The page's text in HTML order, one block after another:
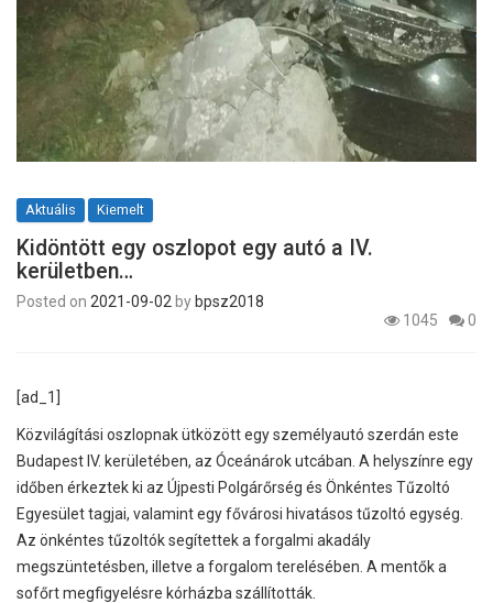
Aktuális Kiemelt
Kidöntött egy oszlopot egy autó a IV.
kerületben…
Posted on 2021-09-02 by bpsz2018
1045
0
[ad_1]
Közvilágítási oszlopnak ütközött egy személyautó szerdán este
Budapest IV. kerületében, az Óceánárok utcában. A helyszínre egy
időben érkeztek ki az Újpesti Polgárőrség és Önkéntes Tűzoltó
Egyesület tagjai, valamint egy fővárosi hivatásos tűzoltó egység.
Az önkéntes tűzoltók segítettek a forgalmi akadály
megszüntetésben, illetve a forgalom terelésében. A mentők a
sofőrt megfigyelésre kórházba szállították.